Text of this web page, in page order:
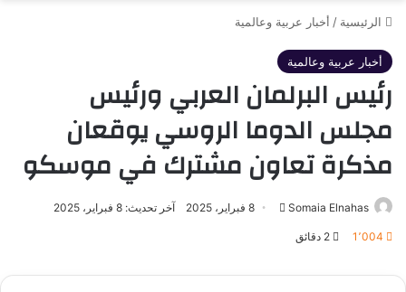
الرئيسية / أخبار عربية وعالمية
أخبار عربية وعالمية
رئيس البرلمان العربي ورئيس
مجلس الدوما الروسي يوقعان
مذكرة تعاون مشترك في موسكو
Somaia Elnahas
أرسل 8 فبراير، 2025 آخر تحديث: 8 فبراير، 2025
1٬004